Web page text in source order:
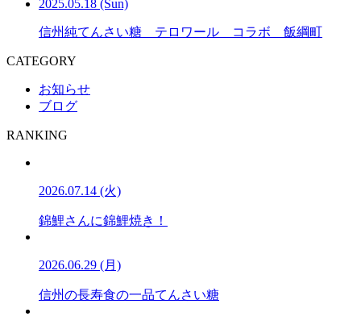
2025.05.18 (Sun)
信州純てんさい糖 テロワール コラボ 飯綱町
CATEGORY
お知らせ
ブログ
RANKING
2026.07.14 (火)
錦鯉さんに錦鯉焼き！
2026.06.29 (月)
信州の長寿食の一品てんさい糖